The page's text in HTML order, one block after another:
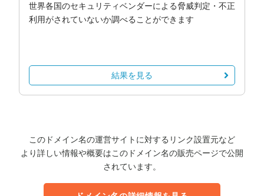
世界各国のセキュリティベンダーによる脅威判定・不正
利用がされていないか調べることができます
結果を見る
このドメイン名の運営サイトに対するリンク設置元など
より詳しい情報や概要はこのドメイン名の販売ページで公開
されています。